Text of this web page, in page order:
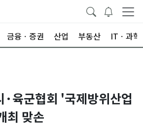
금융ㆍ증권 산업 부동산 ITㆍ과학
·육군협회 '국제방위산업
최 맞손